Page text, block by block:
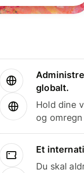
globalt.
Hold dine
og
Et
Du skal